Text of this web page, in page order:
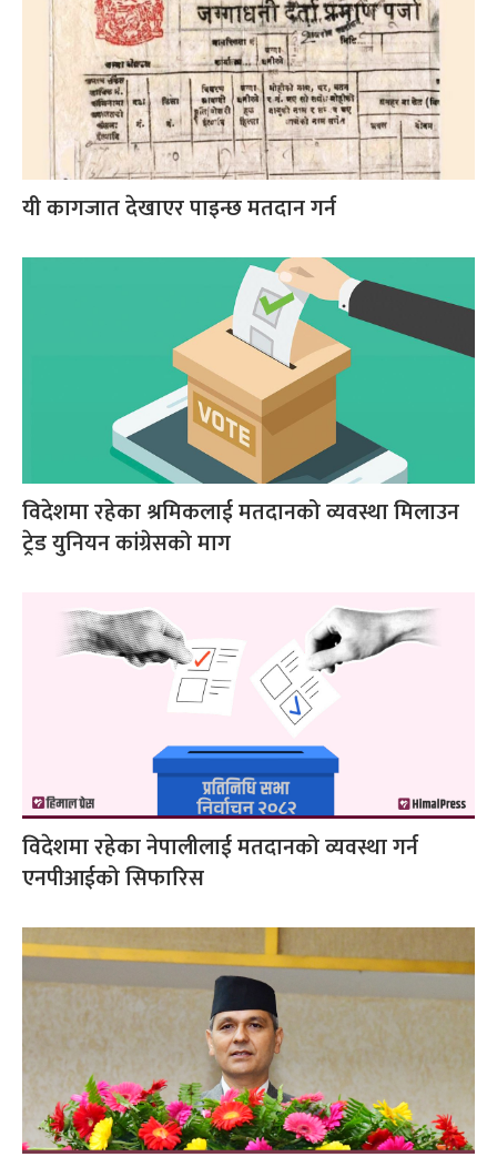
यी कागजात देखाएर पाइन्छ मतदान गर्न
विदेशमा रहेका श्रमिकलाई मतदानको व्यवस्था मिलाउन
ट्रेड युनियन कांग्रेसको माग
विदेशमा रहेका नेपालीलाई मतदानको व्यवस्था गर्न
एनपीआईको सिफारिस